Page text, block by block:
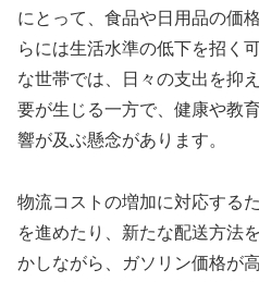
にとって、食品や日用品の価
らには生活水準の低下を招く
な世帯では、日々の支出を抑
要が生じる一方で、健康や教
響が及ぶ懸念があります。
物流コストの増加に対応する
を進めたり、新たな配送方法
かしながら、ガソリン価格が